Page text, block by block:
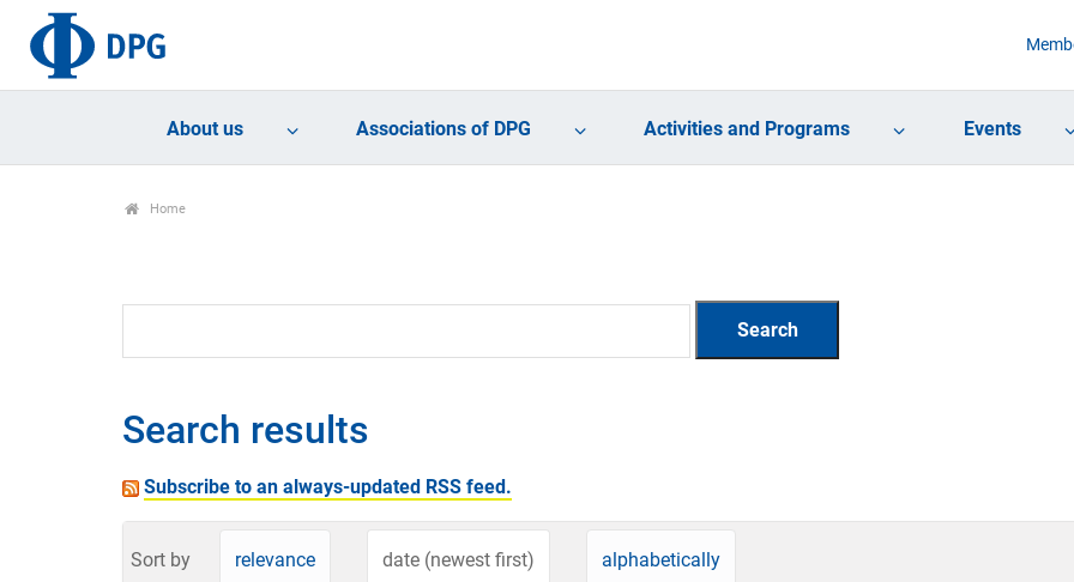
About us Associations of DPG Activities and Programs Events
Home
Search results
Subscribe to an always-updated RSS feed.
Sort by relevance date (newest first) alphabetically